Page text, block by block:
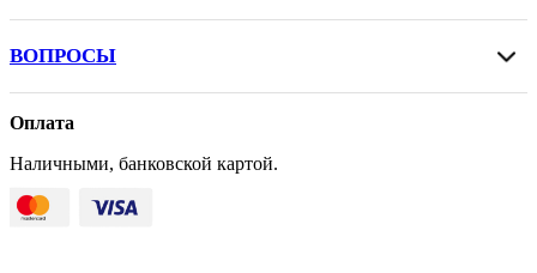
ВОПРОСЫ
Оплата
Наличными, банковской картой.